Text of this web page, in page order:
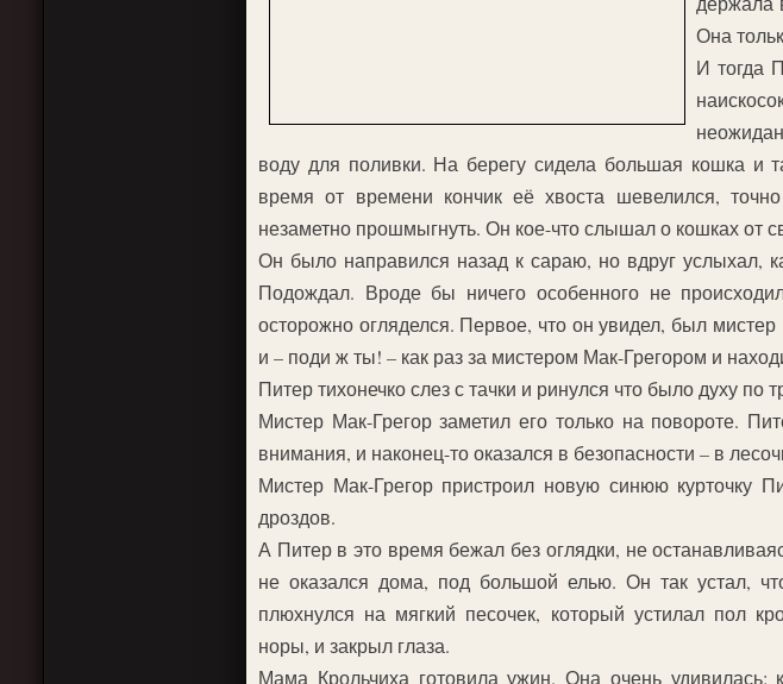
Она
И тогда
воду для поливки. На берегу сидела большая кошка и
время от времени кончик её хвоста шевелился,
незаметно прошмыгнуть. Он кое-что слышал о кошках от
Он было направился назад к сараю, но вдруг услыхал,
Подождал. Вроде бы ничего особенного не
осторожно огляделся. Первое, что он увидел, был
и – поди ж ты! – как раз за мистером Мак-Грегором и
Питер тихонечко слез с тачки и ринулся что было духу по
Мистер Мак-Грегор заметил его только на повороте.
внимания, и наконец-то оказался в безопасности – в
Мистер Мак-Грегор пристроил новую синюю курточку
дроздов.
А Питер в это время бежал без оглядки, не
не оказался дома, под большой елью. Он так устал,
плюхнулся на мягкий песочек, который устилал пол
норы, и закрыл глаза.
Мама Крольчиха готовила ужин. Она очень удивилась: